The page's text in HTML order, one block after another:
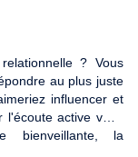
? Vous
au plus juste
influencer et
active vous
bienveillante, la
en confiance.